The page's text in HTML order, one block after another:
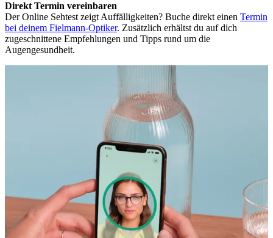
Direkt Termin vereinbaren
Der Online Sehtest zeigt Auffälligkeiten? Buche direkt einen Termin
bei deinem Fielmann-Optiker. Zusätzlich erhältst du auf dich
zugeschnittene Empfehlungen und Tipps rund um die
Augengesundheit.